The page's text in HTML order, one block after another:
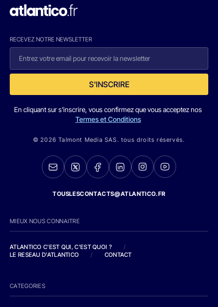
RECEVEZ NOTRE NEWSLETTER
S'INSCRIRE
En cliquant sur s'inscrire, vous confirmez que vous acceptez nos
Termes et Conditions
© 2026 Talmont Media SAS. tous droits réservés.
TOUSLESCONTACTS@ATLANTICO.FR
MIEUX NOUS CONNAITRE
ATLANTICO C'EST QUI, C'EST QUOI ?
/
LE RESEAU D'ATLANTICO
/ CONTACT
CATEGORIES